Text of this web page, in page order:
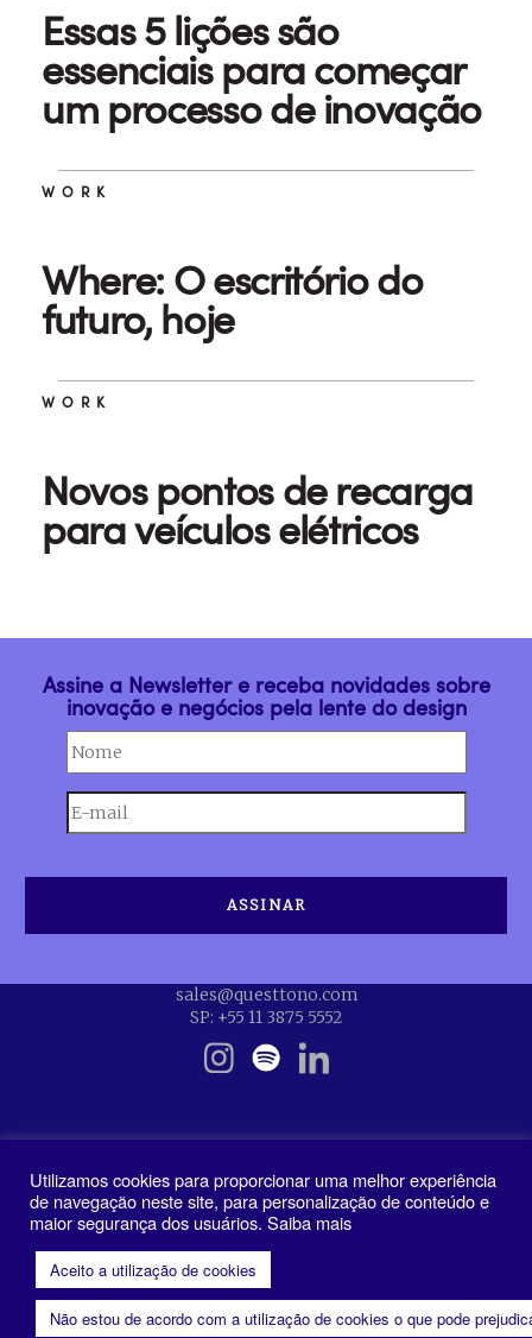
Essas 5 lições são
essenciais para começar
um processo de inovação
WORK
Where: O escritório do
futuro, hoje
WORK
Novos pontos de recarga
para veículos elétricos
Assine a Newsletter e receba novidades sobre
inovação e negócios pela lente do design
sales@questtono.com
SP: +55 11 3875 5552
Política de Privacidade
Utilizamos cookies para proporcionar uma melhor experiência
de navegação neste site, para personalização de conteúdo e
maior segurança dos usuários. Saiba mais
Aceito a utilização de cookies
Não estou de acordo com a utilização de cookies o que pode